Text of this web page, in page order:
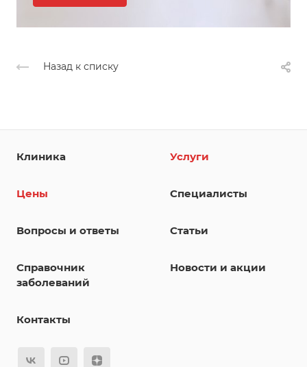
Назад к списку
Клиника Услуги
Цены Специалисты
Вопросы и ответы Статьи
Справочник
заболеваний
Новости и акции
Контакты